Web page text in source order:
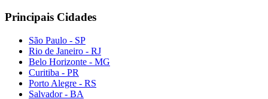
Principais Cidades
São Paulo - SP
Rio de Janeiro - RJ
Belo Horizonte - MG
Curitiba - PR
Porto Alegre - RS
Salvador - BA